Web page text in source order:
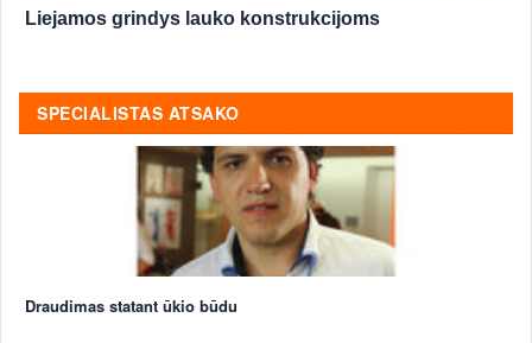
Liejamos grindys lauko konstrukcijoms
SPECIALISTAS ATSAKO
Draudimas statant ūkio būdu